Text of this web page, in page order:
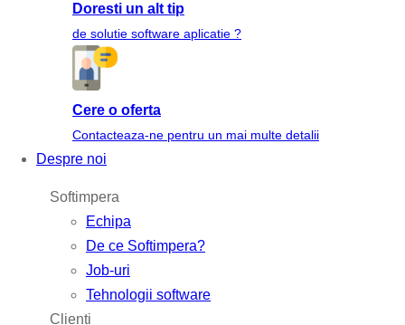
Doresti un alt tip
de solutie software aplicatie ?
Cere o oferta
Contacteaza-ne pentru un mai multe detalii
Despre noi
Softimpera
Echipa
De ce Softimpera?
Job-uri
Tehnologii software
Clienti